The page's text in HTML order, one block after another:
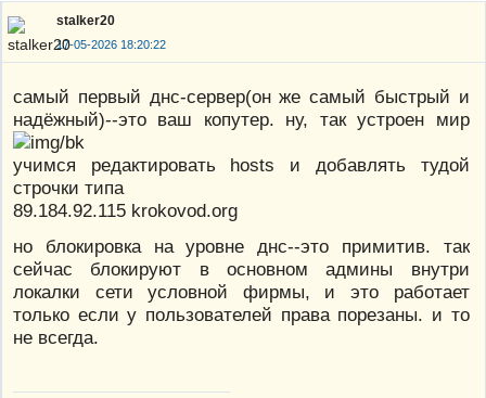
stalker20
17-05-2026 18:20:22
самый первый днс-сервер(он же самый быстрый и
надёжный)--это ваш копутер. ну, так устроен мир
учимся редактировать hosts и добавлять тудой
строчки типа
89.184.92.115 krokovod.org
но блокировка на уровне днс--это примитив. так
сейчас блокируют в основном админы внутри
локалки сети условной фирмы, и это работает
только если у пользователей права порезаны. и то
не всегда.